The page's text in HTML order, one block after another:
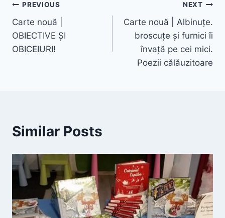
PREVIOUS
Carte nouă |
OBIECTIVE ȘI
OBICEIURI!
NEXT
Carte nouă | Albinuțe.
broscuțe și furnici îi
învață pe cei mici.
Poezii călăuzitoare
Similar Posts